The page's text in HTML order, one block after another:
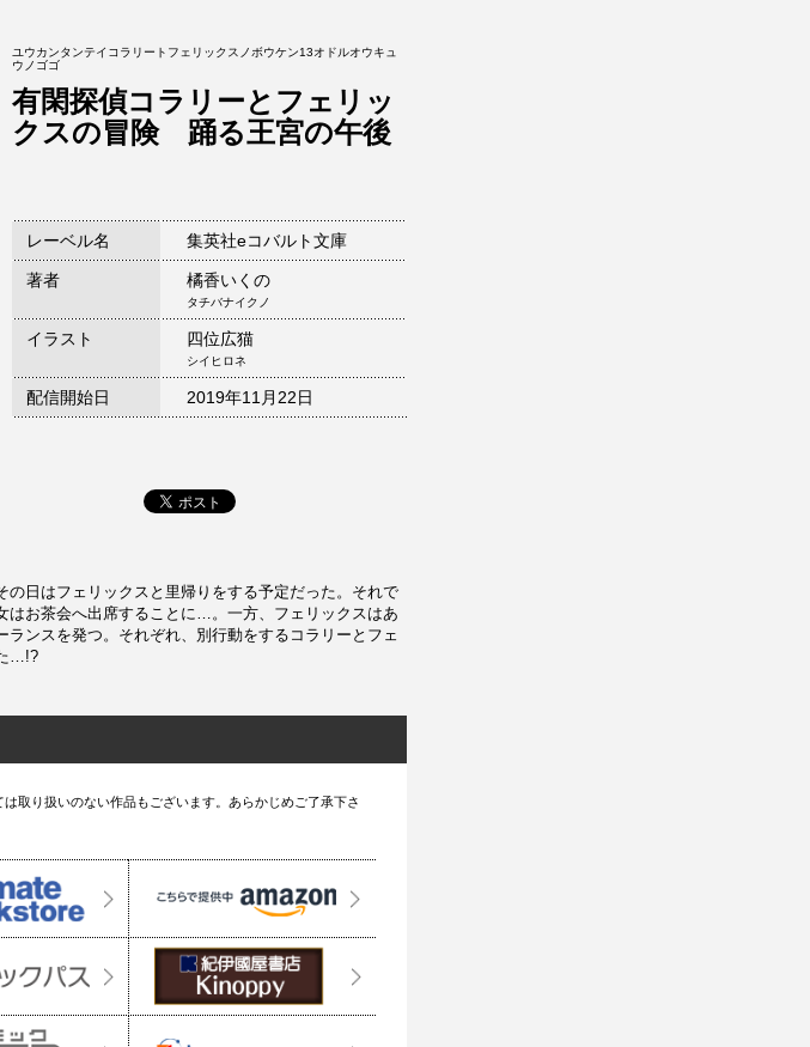
ユウカンタンテイコラリートフェリックスノボウケン13オドルオウキュ
ウノゴゴ
有閑探偵コラリーとフェリッ
クスの冒険 踊る王宮の午後
レーベル名 集英社eコバルト文庫
著者 橘香いくの
タチバナイクノ
イラスト 四位広猫
シイヒロネ
配信開始日 2019年11月22日
日はフェリックスと里帰りをする予定だった。それで
はお茶会へ出席することに…。一方、フェリックスはあ
ンスを発つ。それぞれ、別行動をするコラリーとフェ
…!?
取り扱いのない作品もございます。あらかじめご了承下さ